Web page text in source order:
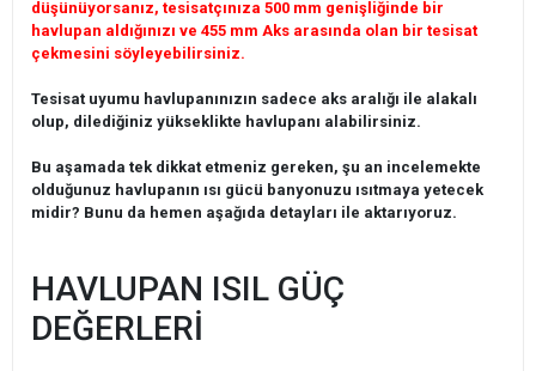
düşünüyorsanız, tesisatçınıza 500 mm genişliğinde bir
havlupan aldığınızı ve 455 mm Aks arasında olan bir tesisat
çekmesini söyleyebilirsiniz.
Tesisat uyumu havlupanınızın sadece aks aralığı ile alakalı
olup, dilediğiniz yükseklikte havlupanı alabilirsiniz.
Bu aşamada tek dikkat etmeniz gereken, şu an incelemekte
olduğunuz havlupanın ısı gücü banyonuzu ısıtmaya yetecek
midir? Bunu da hemen aşağıda detayları ile aktarıyoruz.
HAVLUPAN ISIL GÜÇ
DEĞERLERİ